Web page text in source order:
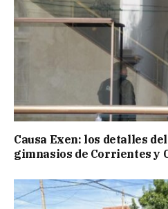
Causa Exen: los detalles
gimnasios de Corrientes y